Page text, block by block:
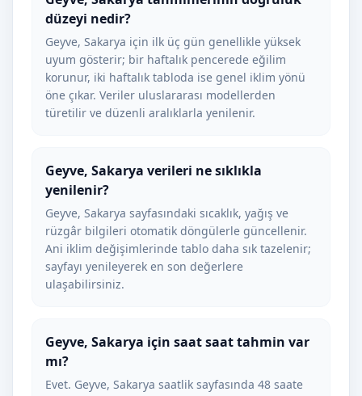
düzeyi nedir?
Geyve, Sakarya için ilk üç gün genellikle yüksek
uyum gösterir; bir haftalık pencerede eğilim
korunur, iki haftalık tabloda ise genel iklim yönü
öne çıkar. Veriler uluslararası modellerden
türetilir ve düzenli aralıklarla yenilenir.
Geyve, Sakarya verileri ne sıklıkla
yenilenir?
Geyve, Sakarya sayfasındaki sıcaklık, yağış ve
rüzgâr bilgileri otomatik döngülerle güncellenir.
Ani iklim değişimlerinde tablo daha sık tazelenir;
sayfayı yenileyerek en son değerlere
ulaşabilirsiniz.
Geyve, Sakarya için saat saat tahmin var
mı?
Evet. Geyve, Sakarya saatlik sayfasında 48 saate